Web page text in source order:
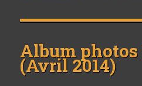
Album photos
(Avril 2014)